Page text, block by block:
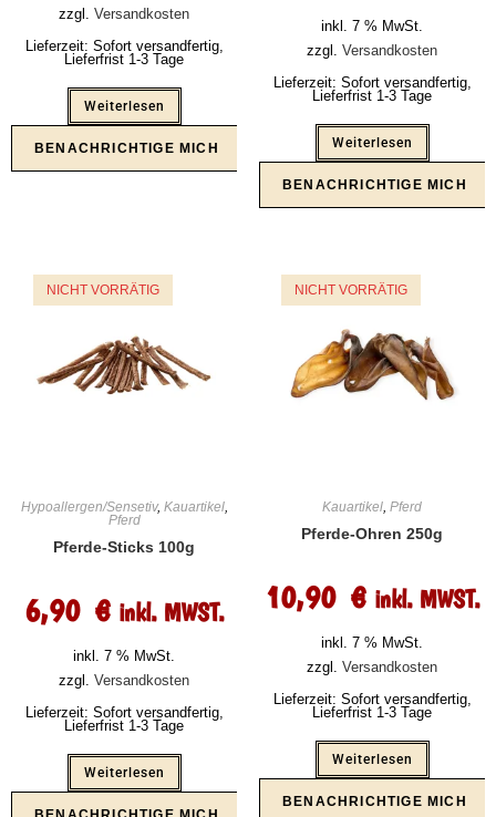
zzgl. Versandkosten
Lieferzeit: Sofort versandfertig,
Lieferfrist 1-3 Tage
Weiterlesen
inkl. 7 % MwSt.
zzgl. Versandkosten
Lieferzeit: Sofort versandfertig,
Lieferfrist 1-3 Tage
Weiterlesen
NICHT VORRÄTIG
Hypoallergen/Sensetiv, Kauartikel,
Pferd
Pferde-Sticks 100g
6,90 € inkl. MWST.
inkl. 7 % MwSt.
zzgl. Versandkosten
Lieferzeit: Sofort versandfertig,
Lieferfrist 1-3 Tage
Weiterlesen
NICHT VORRÄTIG
Kauartikel Pferd
Pferde-Ohren 250g
10,90 € inkl. MWST.
inkl. 7 % MwSt.
zzgl. Versandkosten
Lieferzeit: Sofort versandfertig,
Lieferfrist 1-3 Tage
Weiterlesen